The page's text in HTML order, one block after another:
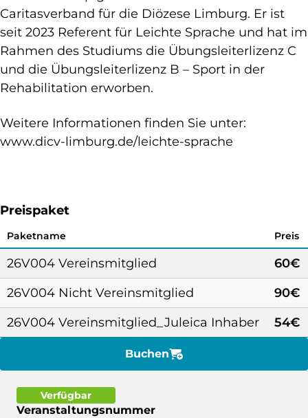
Verfügbar
Veranstaltungsnummer
Caritasverband für die Diözese Limburg. Er ist
seit 2023 Referent für Leichte Sprache und hat im
Rahmen des Studiums die Übungsleiterlizenz C
und die Übungsleiterlizenz B – Sport in der
Rehabilitation erworben.
Weitere Informationen finden Sie unter:
www.dicv-limburg.de/leichte-sprache
Buchen
Preispaket
Paketname Preis
26V004 Vereinsmitglied
60€
26V004 Nicht Vereinsmitglied
90€
26V004 Vereinsmitglied_Juleica Inhaber
54€